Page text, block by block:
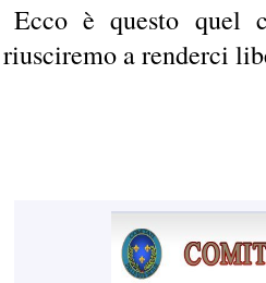
Ecco è questo quel
riusciremo a renderci